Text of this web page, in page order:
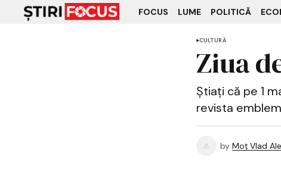
FOCUS LUME POLITICĂ
CULTURĂ
Ziua
Știați că pe 1
revista
by Moț Vlad